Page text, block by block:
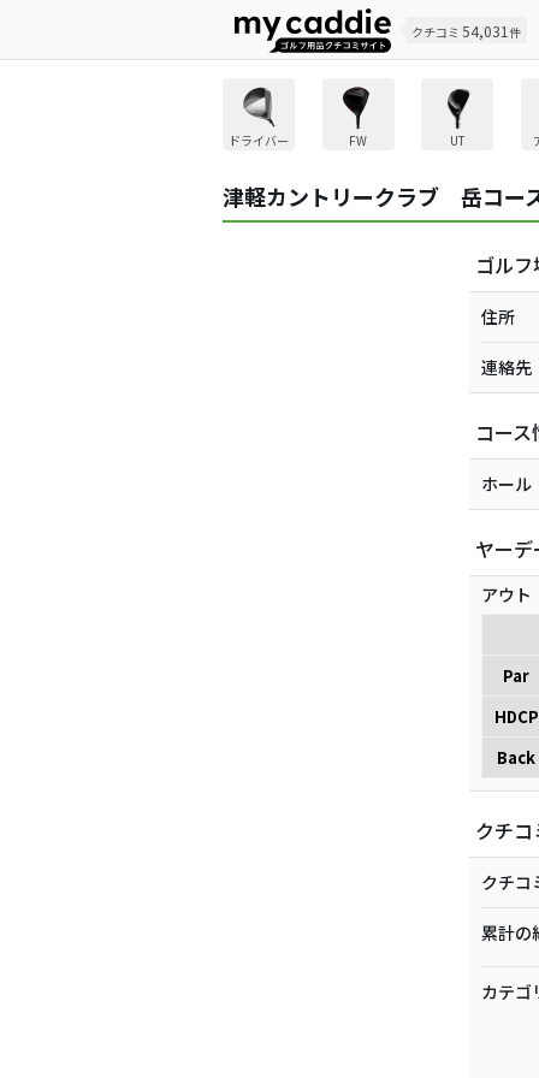
クチコミ 54,031 件
ドライバー FW UT
津軽カントリークラブ 岳コー
ゴル
住所
連絡先
コース
ホール
ヤーデ
アウト
Par
HDCP
Back
クチ
クチコ
累計の
カテゴ